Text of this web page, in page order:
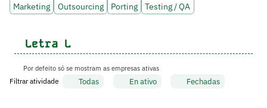
Marketing Outsourcing Porting Testing / QA
Letra L
Por defeito só se mostram as empresas ativas
Filtrar atividade Todas En ativo Fechadas